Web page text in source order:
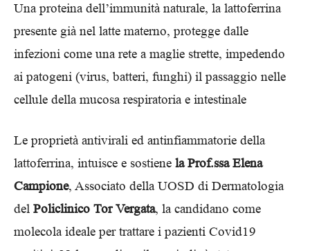
Una proteina dell’immunità naturale, la lattoferrina
presente già nel latte materno, protegge dalle
infezioni come una rete a maglie strette, impedendo
ai patogeni (virus, batteri, funghi) il passaggio nelle
cellule della mucosa respiratoria e intestinale
Le proprietà antivirali ed antinfiammatorie della
lattoferrina, intuisce e sostiene la Prof.ssa Elena
Campione, Associato della UOSD di Dermatologia
del Policlinico Tor Vergata, la candidano come
molecola ideale per trattare i pazienti Covid19